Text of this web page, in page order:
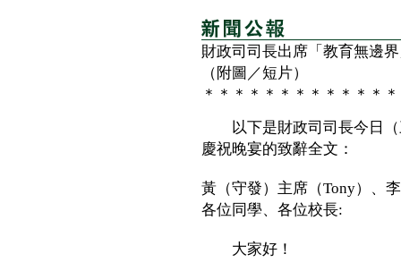
財政司司長出席「教育無邊
（附圖／短片）
＊＊＊＊＊＊＊＊＊＊＊＊
以下是財政司司長今日（
慶祝晚宴的致辭全文：
黃（守發）主席（Tony）、
各位同學、各位校長:
大家好！